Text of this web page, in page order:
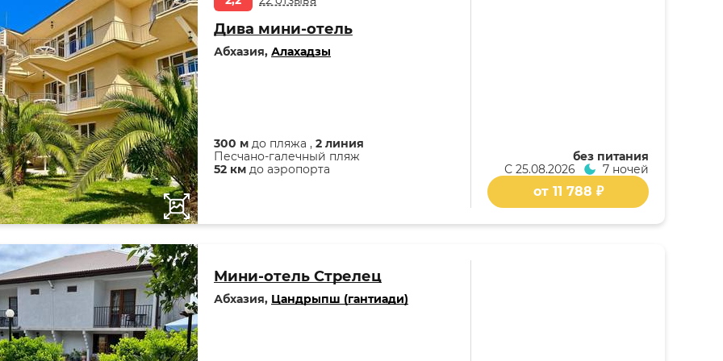
Дива мини-отель
Абхазия, Алахадзы
300 м до пляжа , 2 линия
Песчано-галечный пляж
52 км до аэропорта
без питания
С 25.08.2026 7 ночей
от 11 788 ₽
Мини-отель Стрелец
Абхазия, Цандрыпш (гантиади)